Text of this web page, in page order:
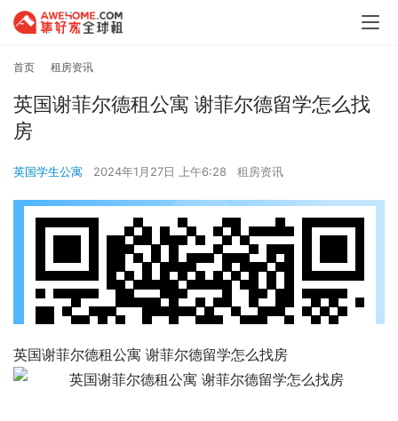
首页 租房资讯
英国谢菲尔德租公寓 谢菲尔德留学怎么找
房
英国学生公寓 2024年1月27日 上午6:28 租房资讯
英国谢菲尔德租公寓 谢菲尔德留学怎么找房